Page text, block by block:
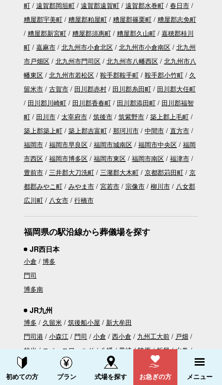
町
遠賀郡岡垣町 遠賀郡遠賀町 遠賀郡水巻町
春日市
糟屋郡宇美町
糟屋郡粕屋町 糟屋郡篠栗町
糟屋郡志免町
糟屋郡新宮町
糟屋郡須惠町 糟屋郡久山町
嘉穂郡桂川
町
嘉麻市 北九州市小倉北区 北九州市小倉南区
北九州
市戸畑区
北九州市門司区 北九州市八幡西区
北九州市八
幡東区
北九州市若松区 鞍手郡鞍手町 鞍手郡小竹町
久
留米市
古賀市 田川郡赤村 田川郡糸田町
田川郡大任町
田川郡川崎町
田川郡香春町 田川郡添田町
田川郡福智
町
田川市 太宰府市 筑後市 筑紫野市
築上郡上毛町
築上郡築上町
築上郡吉富町 那珂川市 中間市
直方市
福岡市
福岡市早良区 福岡市城南区 福岡市中央区
福岡
市西区
福岡市博多区 福岡市東区 福岡市南区
福津市
豊前市
三井郡大刀洗町 三潴郡大木町 京都郡苅田町
京
都郡みやこ町
みやま市 宮若市 宗像市 柳川市
八女郡
広川町
八女市 行橋市
福岡県の駅沿線から葬儀場を探す
JR西日本
小倉
博多
門司
博多南
JR九州
博多 久留米 筑後船小屋
新大牟田
門司港
小森江 門司 小倉 西小倉 九州工大前
戸畑
枝光
スペースワールド 八幡 黒崎 陣原 折尾
水巻
遠賀川
海老津 赤間 東福間
鳥
古賀 ししぶ 新宮中央 福工大前 九産大前 香椎
資料請求する 電話をかける
初めての方 プラン 式場を探す お急ぎの方 メニュー